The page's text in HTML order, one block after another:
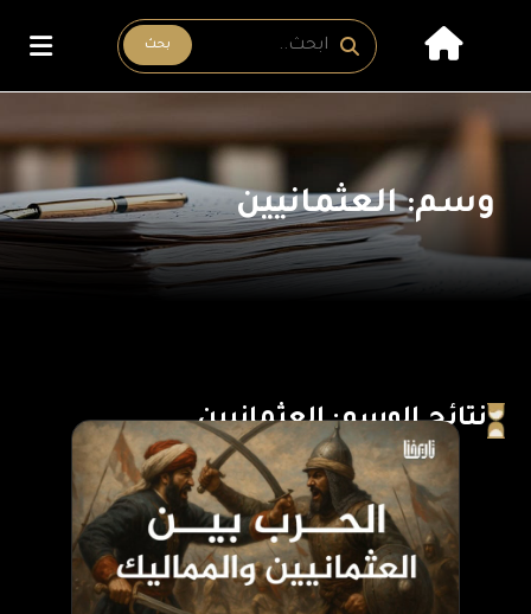
بحث
وسم: العثمانيين
نتائج الوسم: العثمانيين